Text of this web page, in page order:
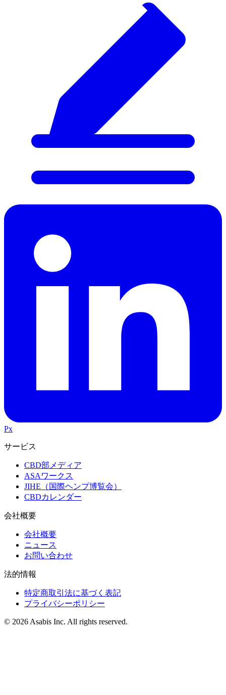
Px
サービス
CBD部メディア
ASAワークス
JIHE（国際ヘンプ博覧会）
CBDカレンダー
会社概要
会社概要
ニュース
お問い合わせ
法的情報
特定商取引法に基づく表記
プライバシーポリシー
© 2026 Asabis Inc. All rights reserved.